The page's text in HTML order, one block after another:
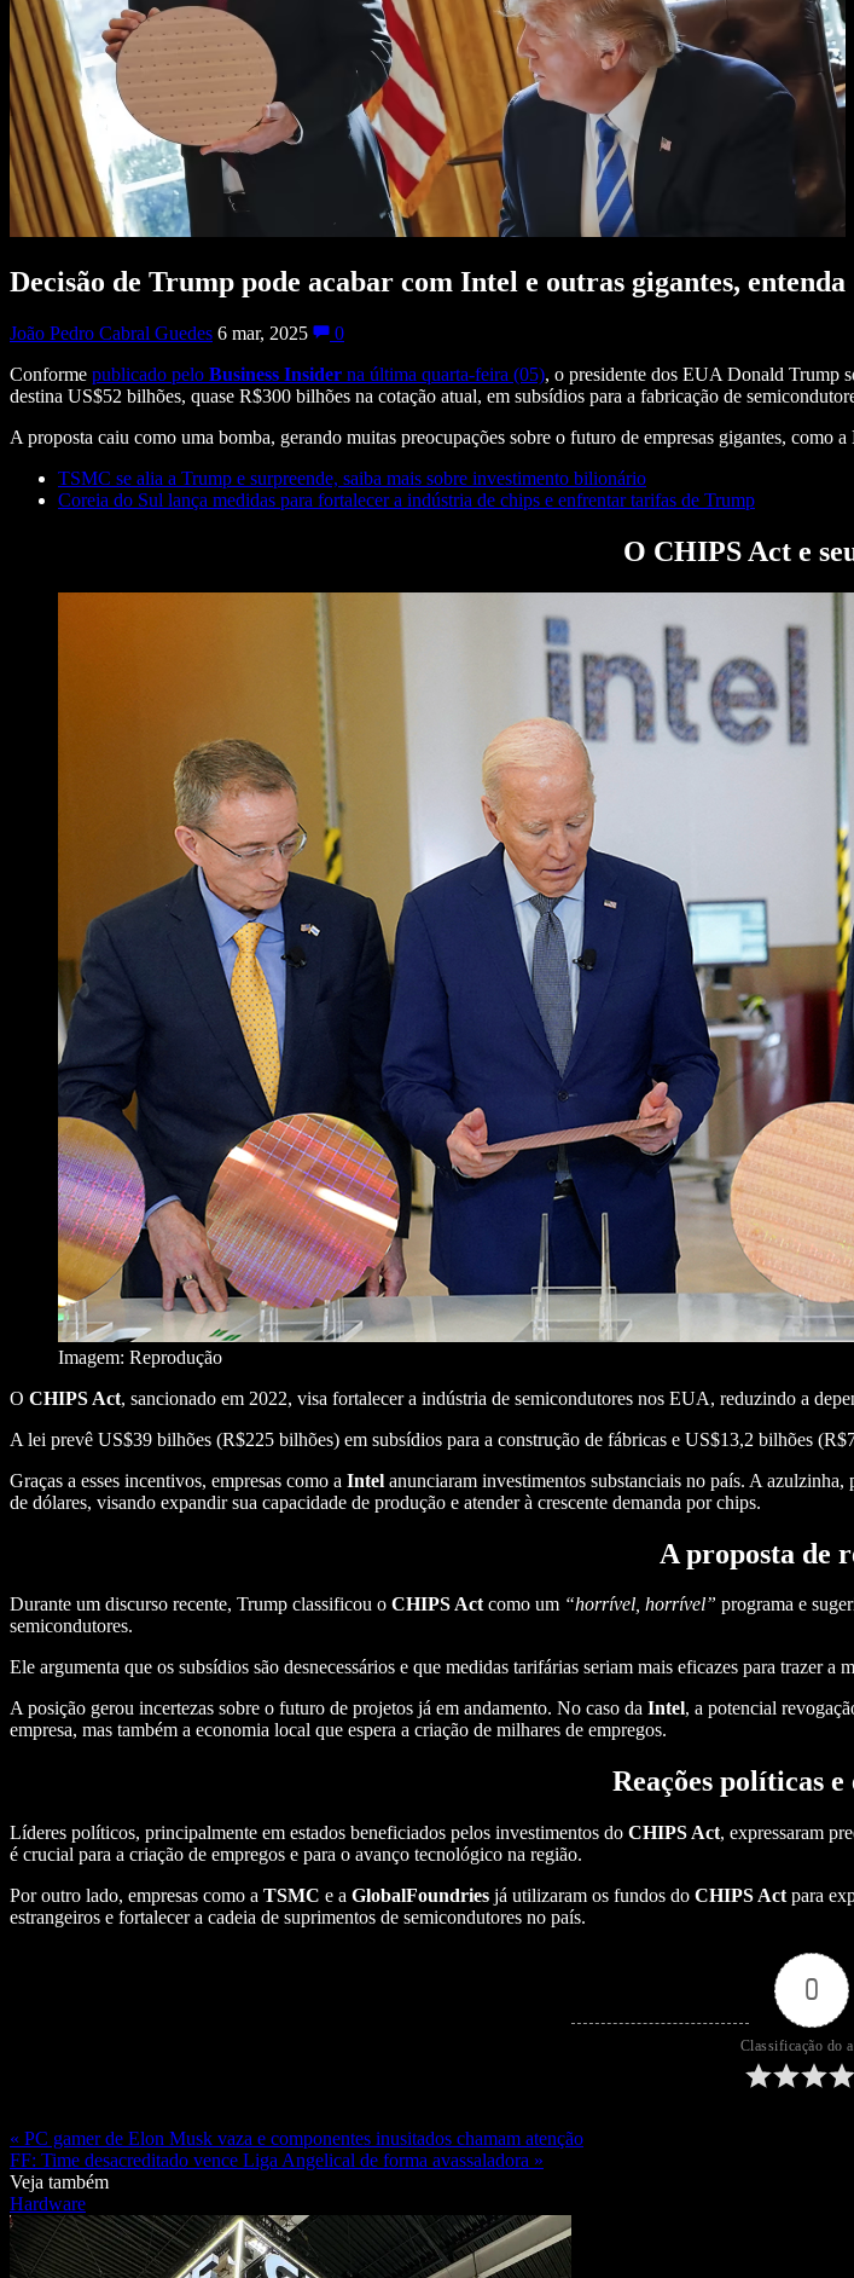
Decisão de Trump pode acabar com Intel e outras gigantes, entenda
João Pedro Cabral Guedes 6 mar, 2025
0
Conforme publicado pelo Business Insider na última quarta-feira (05), o presidente dos EUA Donald Trump
destina US$52 bilhões, quase R$300 bilhões na cotação atual, em subsídios para a fabricação de
A proposta caiu como uma bomba, gerando muitas preocupações sobre o futuro de empresas gigantes, como a
TSMC se alia a Trump e surpreende, saiba mais sobre investimento bilionário
Coreia do Sul lança medidas para fortalecer a indústria de chips e enfrentar tarifas de Trump
O CHIPS Act e
Imagem: Reprodução
O CHIPS Act, sancionado em 2022, visa fortalecer a indústria de semicondutores nos EUA, reduzindo a
A lei prevê US$39 bilhões (R$225 bilhões) em subsídios para a construção de fábricas e US$13,2 bilhões
Graças a esses incentivos, empresas como a Intel anunciaram investimentos substanciais no país. A
de dólares, visando expandir sua capacidade de produção e atender à crescente demanda por chips.
A proposta de
Durante um discurso recente, Trump classificou o CHIPS Actcomo um “horrível, horrível” programa e
semicondutores.
Ele argumenta que os subsídios são desnecessários e que medidas tarifárias seriam mais eficazes para trazer a
A posição gerou incertezas sobre o futuro de projetos já em andamento. No caso da Intel, a potencial
empresa, mas também a economia local que espera a criação de milhares de empregos.
Reações políticas
Líderes políticos, principalmente em estados beneficiados pelos investimentos do CHIPS Act, expressaram
é crucial para a criação de empregos e para o avanço tecnológico na região.
Por outro lado, empresas como a TSMC e a GlobalFoundries já utilizaram os fundos do CHIPS Act para
estrangeiros e fortalecer a cadeia de suprimentos de semicondutores no país.
0
Classificação do
« PC gamer de Elon Musk vaza e componentes inusitados chamam atenção
FF: Time desacreditado vence Liga Angelical de forma avassaladora »
Veja também
Hardware